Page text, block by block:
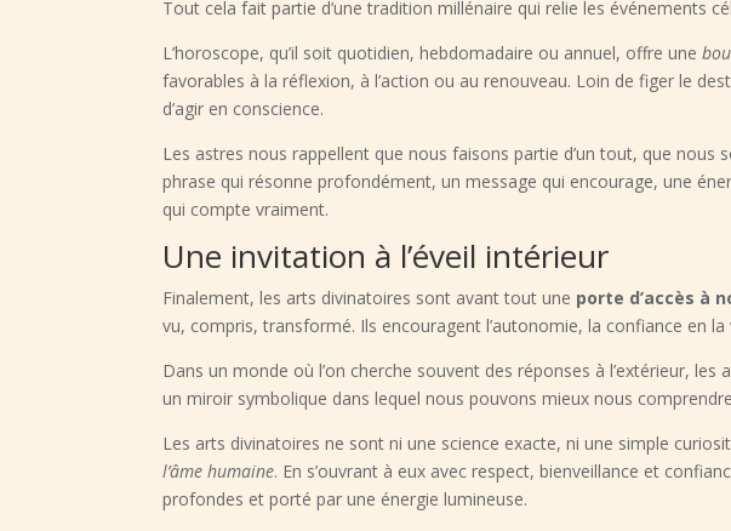
Tout cela fait partie d’une tradition millénaire qui relie les événements
L’horoscope, qu’il soit quotidien, hebdomadaire ou annuel, offre une
favorables à la réflexion, à l’action ou au renouveau. Loin de figer le
d’agir en conscience.
Les astres nous rappellent que nous faisons partie d’un tout, que
phrase qui résonne profondément, un message qui encourage, une
qui compte vraiment.
Une invitation à l’éveil intérieur
Finalement, les arts divinatoires sont avant tout une porte d’accès à
vu, compris, transformé. Ils encouragent l’autonomie, la confiance en la
Dans un monde où l’on cherche souvent des réponses à l’extérieur,
un miroir symbolique dans lequel nous pouvons mieux nous
Les arts divinatoires ne sont ni une science exacte, ni une simple
l’âme humaine. En s’ouvrant à eux avec respect, bienveillance et
profondes et porté par une énergie lumineuse.